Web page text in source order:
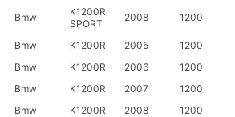
Bmw
K1200R
SPORT
2008 1200
Bmw K1200R 2005 1200
Bmw
K1200R 2006 1200
Bmw
K1200R 2007 1200
Bmw
K1200R 2008 1200